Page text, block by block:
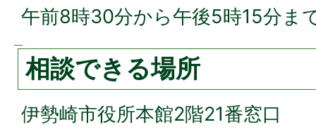
午前8時30分から午後5時15分ま
相談できる場所
伊勢崎市役所本館2階21番窓口